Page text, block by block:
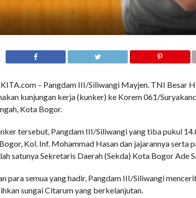
– Pangdam III/Siliwangi Mayjen. TNI Besar
kunjungan kerja (kunker) ke Korem 061/
Kota Bogor.
tersebut, Pangdam III/Siliwangi yang tiba pukul
Kol. Inf. Mohammad Hasan dan jajarannya serta
satunya Sekretaris Daerah (Sekda) Kota Bogor Ade
para semua yang hadir, Pangdam III/Siliwangi
sungai Citarum yang berkelanjutan.